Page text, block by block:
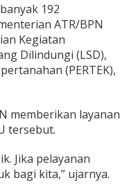
192
ATR/BPN
Kegiatan
Dilindungi (LSD),
(PERTEK),
memberikan layanan
tersebut.
Jika pelayanan
bagi kita,” ujarnya.